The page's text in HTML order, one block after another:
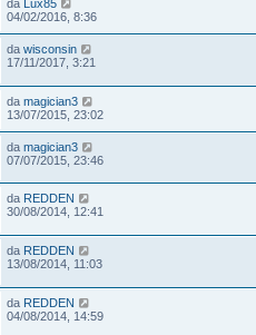
da Lux85
04/02/2016, 8:36
da wisconsin
17/11/2017, 3:21
da magician3
13/07/2015, 23:02
da magician3
07/07/2015, 23:46
da REDDEN
30/08/2014, 12:41
da REDDEN
13/08/2014, 11:03
da REDDEN
04/08/2014, 14:59